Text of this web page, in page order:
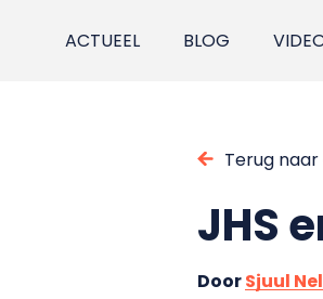
ACTUEEL BLOG
Terug
JHS
DoorSjuul